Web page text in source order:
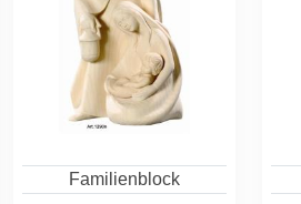
Familienblock